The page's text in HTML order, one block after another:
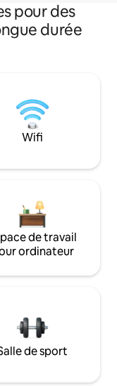
pour des
durée
Wifi
de travail
ordinateur
de sport